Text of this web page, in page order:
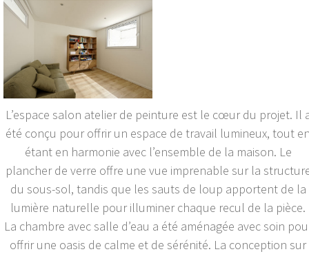
L’espace salon atelier de peinture est le cœur du projet. Il
été conçu pour offrir un espace de travail lumineux, tout
étant en harmonie avec l’ensemble de la maison. Le
plancher de verre offre une vue imprenable sur la
du sous-sol, tandis que les sauts de loup apportent de la
lumière naturelle pour illuminer chaque recul de la pièce.
La chambre avec salle d’eau a été aménagée avec soin
offrir une oasis de calme et de sérénité. La conception sur